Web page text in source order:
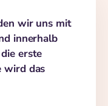
wir uns mit
innerhalb
erste
wird das